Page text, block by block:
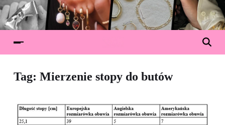
Tag: Mierzenie stopy do butów